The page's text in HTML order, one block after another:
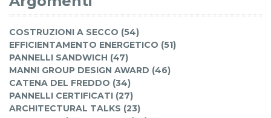
COSTRUZIONI A SECCO (54)
EFFICIENTAMENTO ENERGETICO (51)
PANNELLI SANDWICH (47)
MANNI GROUP DESIGN AWARD (46)
CATENA DEL FREDDO (34)
PANNELLI CERTIFICATI (27)
ARCHITECTURAL TALKS (23)